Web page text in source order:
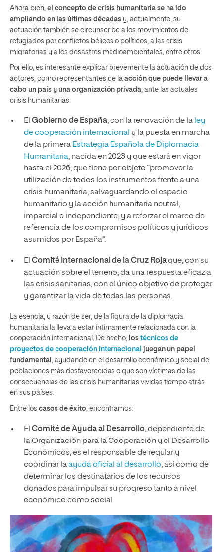
Ahora bien, el concepto de crisis humanitaria se ha ido
ampliando en las últimas décadas y, actualmente, su
actuación también se circunscribe a los movimientos de
refugiados por conflictos bélicos o políticos, a las crisis
migratorias y a los desastres medioambientales, entre otros.
Por ello, es interesante explicar brevemente la actuación de dos
actores, como representantes de la acción que puede llevar a
cabo un país y una organización privada, ante las actuales
crisis humanitarias:
El Gobierno de España, con la renovación de la ley
de cooperación internacional y la puesta en marcha
de la primera Estrategia Española de Diplomacia
Humanitaria, nacida en 2023 y que estará en vigor
hasta el 2026, que tiene por objeto “promover la
utilización de todos los instrumentos frente a una
crisis humanitaria, salvaguardando el espacio
humanitario y la acción humanitaria neutral,
imparcial e independiente; y a reforzar el marco de
referencia de los compromisos políticos y jurídicos
asumidos por España”.
El Comité Internacional de la Cruz Rojaque, con su
actuación sobre el terreno, da una respuesta eficaz a
las crisis sanitarias, con el único objetivo de proteger
y garantizar la vida de todas las personas.
La esencia, y razón de ser, de la figura de la diplomacia
humanitaria la lleva a estar íntimamente relacionada con la
cooperación internacional. De hecho, los técnicos de
proyectos de cooperación internacional juegan un papel
fundamental , ayudando en el desarrollo económico y social de
poblaciones más desfavorecidas o que son víctimas de las
consecuencias de las crisis humanitarias vividas tiempo atrás
en sus países.
Entre los casos de éxito, encontramos:
El Comité de Ayuda al Desarrollo, dependiente de
la Organización para la Cooperación y el Desarrollo
Económicos, es el responsable de regular y
coordinar laayuda oficial al desarrollo, así como de
determinar los destinatarios de los recursos
donados para impulsar su progreso tanto a nivel
económico como social.